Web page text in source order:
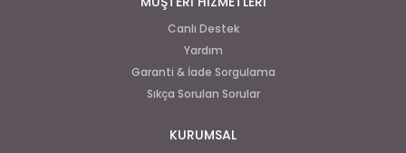
Canlı Destek
Yardım
Garanti & İade Sorgulama
Sıkça Sorulan Sorular
KURUMSAL